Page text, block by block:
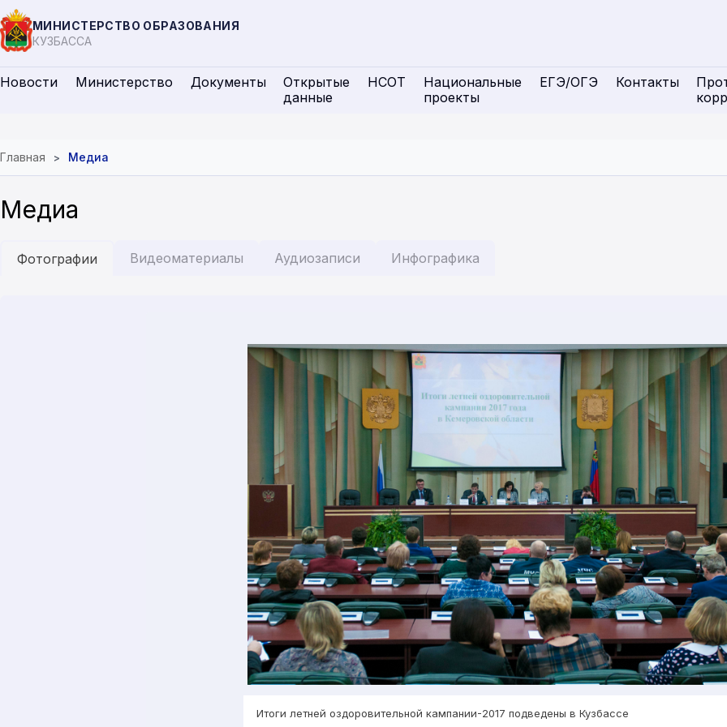
МИНИСТЕРСТВО ОБРАЗОВАНИЯ
КУЗБАССА
Новости Министерство Документы
Открытые
данные
НСОТ
Национальные
проекты
ЕГЭ/ОГЭ Контакты
Главная Медиа
Медиа
Фотографии Видеоматериалы Аудиозаписи Инфографика
Итоги летней оздоровительной кампании-2017 подведены в Кузбассе